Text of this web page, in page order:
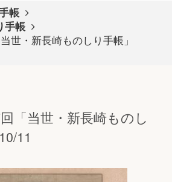
帳
手帳
世・新長崎ものしり手帳」
「当世・新長崎ものし
11